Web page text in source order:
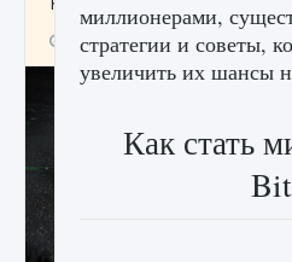
9 августа 2024 2
миллионерами,
стратегии и советы,
увеличить их шансы
Как стать